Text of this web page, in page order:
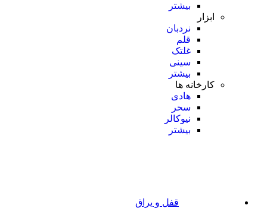
بیشتر
ابزار
نردبان
قلم
غلتک
سینی
بیشتر
کارخانه ها
هادی
سحر
نیوکالر
بیشتر
قفل و یراق